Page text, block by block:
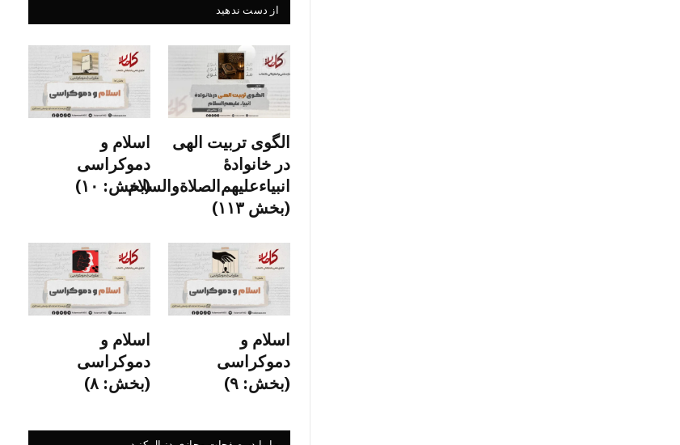
از دست ندهید
الگوی تربیت الهی
در خانوادۀ
انبیاءعلیهم‌الصلاةو‌السلام
(بخش ۱۱۳)
اسلام و
دموکراسی
(بخش: ۱۰)
اسلام و
دموکراسی
(بخش: ۹)
اسلام و
دموکراسی
(بخش: ۸)